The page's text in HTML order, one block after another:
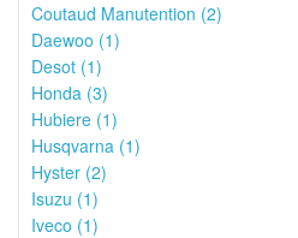
Coutaud Manutention (2)
Daewoo (1)
Desot (1)
Honda (3)
Hubiere (1)
Husqvarna (1)
Hyster (2)
Isuzu (1)
Iveco (1)